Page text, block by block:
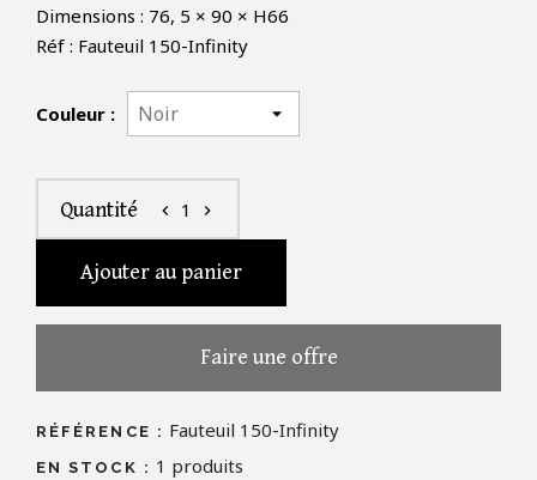
Dimensions : 76, 5 × 90 × H66
Réf : Fauteuil 150-Infinity
Couleur :
Quantité chevron_left 1 chevron_right
Ajouter au panier
Faire une offre
RÉFÉRENCE : Fauteuil 150-Infinity
EN STOCK : 1 produits